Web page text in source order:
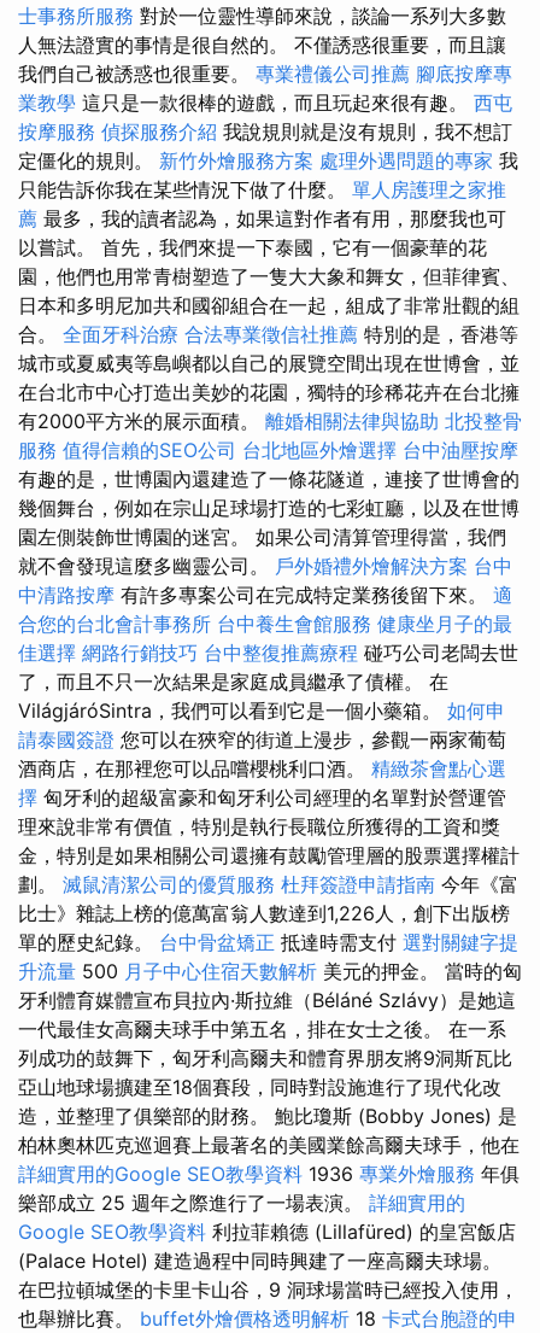
士事務所服務 對於一位靈性導師來說，談論一系列大多數
人無法證實的事情是很自然的。 不僅誘惑很重要，而且讓
我們自己被誘惑也很重要。 專業禮儀公司推薦 腳底按摩專
業教學 這只是一款很棒的遊戲，而且玩起來很有趣。 西屯
按摩服務 偵探服務介紹 我說規則就是沒有規則，我不想訂
定僵化的規則。 新竹外燴服務方案 處理外遇問題的專家 我
只能告訴你我在某些情況下做了什麼。 單人房護理之家推
薦 最多，我的讀者認為，如果這對作者有用，那麼我也可
以嘗試。 首先，我們來提一下泰國，它有一個豪華的花
園，他們也用常青樹塑造了一隻大大象和舞女，但菲律賓、
日本和多明尼加共和國卻組合在一起，組成了非常壯觀的組
合。 全面牙科治療 合法專業徵信社推薦 特別的是，香港等
城市或夏威夷等島嶼都以自己的展覽空間出現在世博會，並
在台北市中心打造出美妙的花園，獨特的珍稀花卉在台北擁
有2000平方米的展示面積。 離婚相關法律與協助 北投整骨
服務 值得信賴的SEO公司 台北地區外燴選擇 台中油壓按摩
有趣的是，世博園內還建造了一條花隧道，連接了世博會的
幾個舞台，例如在宗山足球場打造的七彩虹廳，以及在世博
園左側裝飾世博園的迷宮。 如果公司清算管理得當，我們
就不會發現這麼多幽靈公司。 戶外婚禮外燴解決方案 台中
中清路按摩 有許多專案公司在完成特定業務後留下來。 適
合您的台北會計事務所 台中養生會館服務 健康坐月子的最
佳選擇 網路行銷技巧 台中整復推薦療程 碰巧公司老闆去世
了，而且不只一次結果是家庭成員繼承了債權。 在
VilágjáróSintra，我們可以看到它是一個小藥箱。 如何申
請泰國簽證 您可以在狹窄的街道上漫步，參觀一兩家葡萄
酒商店，在那裡您可以品嚐櫻桃利口酒。 精緻茶會點心選
擇 匈牙利的超級富豪和匈牙利公司經理的名單對於營運管
理來說非常有價值，特別是執行長職位所獲得的工資和獎
金，特別是如果相關公司還擁有鼓勵管理層的股票選擇權計
劃。 滅鼠清潔公司的優質服務 杜拜簽證申請指南 今年《富
比士》雜誌上榜的億萬富翁人數達到1,226人，創下出版榜
單的歷史紀錄。 台中骨盆矯正 抵達時需支付 選對關鍵字提
升流量 500 月子中心住宿天數解析 美元的押金。 當時的匈
牙利體育媒體宣布貝拉內·斯拉維（Béláné Szlávy）是她這
一代最佳女高爾夫球手中第五名，排在女士之後。 在一系
列成功的鼓舞下，匈牙利高爾夫和體育界朋友將9洞斯瓦比
亞山地球場擴建至18個賽段，同時對設施進行了現代化改
造，並整理了俱樂部的財務。 鮑比瓊斯 (Bobby Jones) 是
柏林奧林匹克巡迴賽上最著名的美國業餘高爾夫球手，他在
詳細實用的Google SEO教學資料 1936 專業外燴服務 年俱
樂部成立 25 週年之際進行了一場表演。 詳細實用的
Google SEO教學資料 利拉菲賴德 (Lillafüred) 的皇宮飯店
(Palace Hotel) 建造過程中同時興建了一座高爾夫球場。
在巴拉頓城堡的卡里卡山谷，9 洞球場當時已經投入使用，
也舉辦比賽。 buffet外燴價格透明解析 18 卡式台胞證的申